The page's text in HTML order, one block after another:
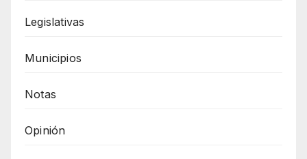
Legislativas
Municipios
Notas
Opinión